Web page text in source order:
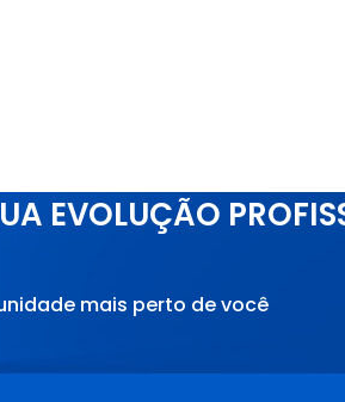
EVOLUÇÃO
mais perto de você